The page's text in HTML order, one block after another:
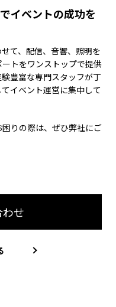
イベントの成功を
て、配信、音響、照明を
トをワンストップで提供
豊富な専門スタッフが丁
イベント運営に集中して
りの際は、ぜひ弊社にご
せ